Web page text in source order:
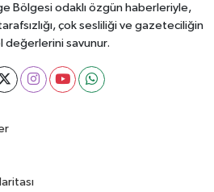
Bölgesi odaklı özgün haberleriyle,
çok sesliliği ve gazeteciliğin
değerlerini savunur.